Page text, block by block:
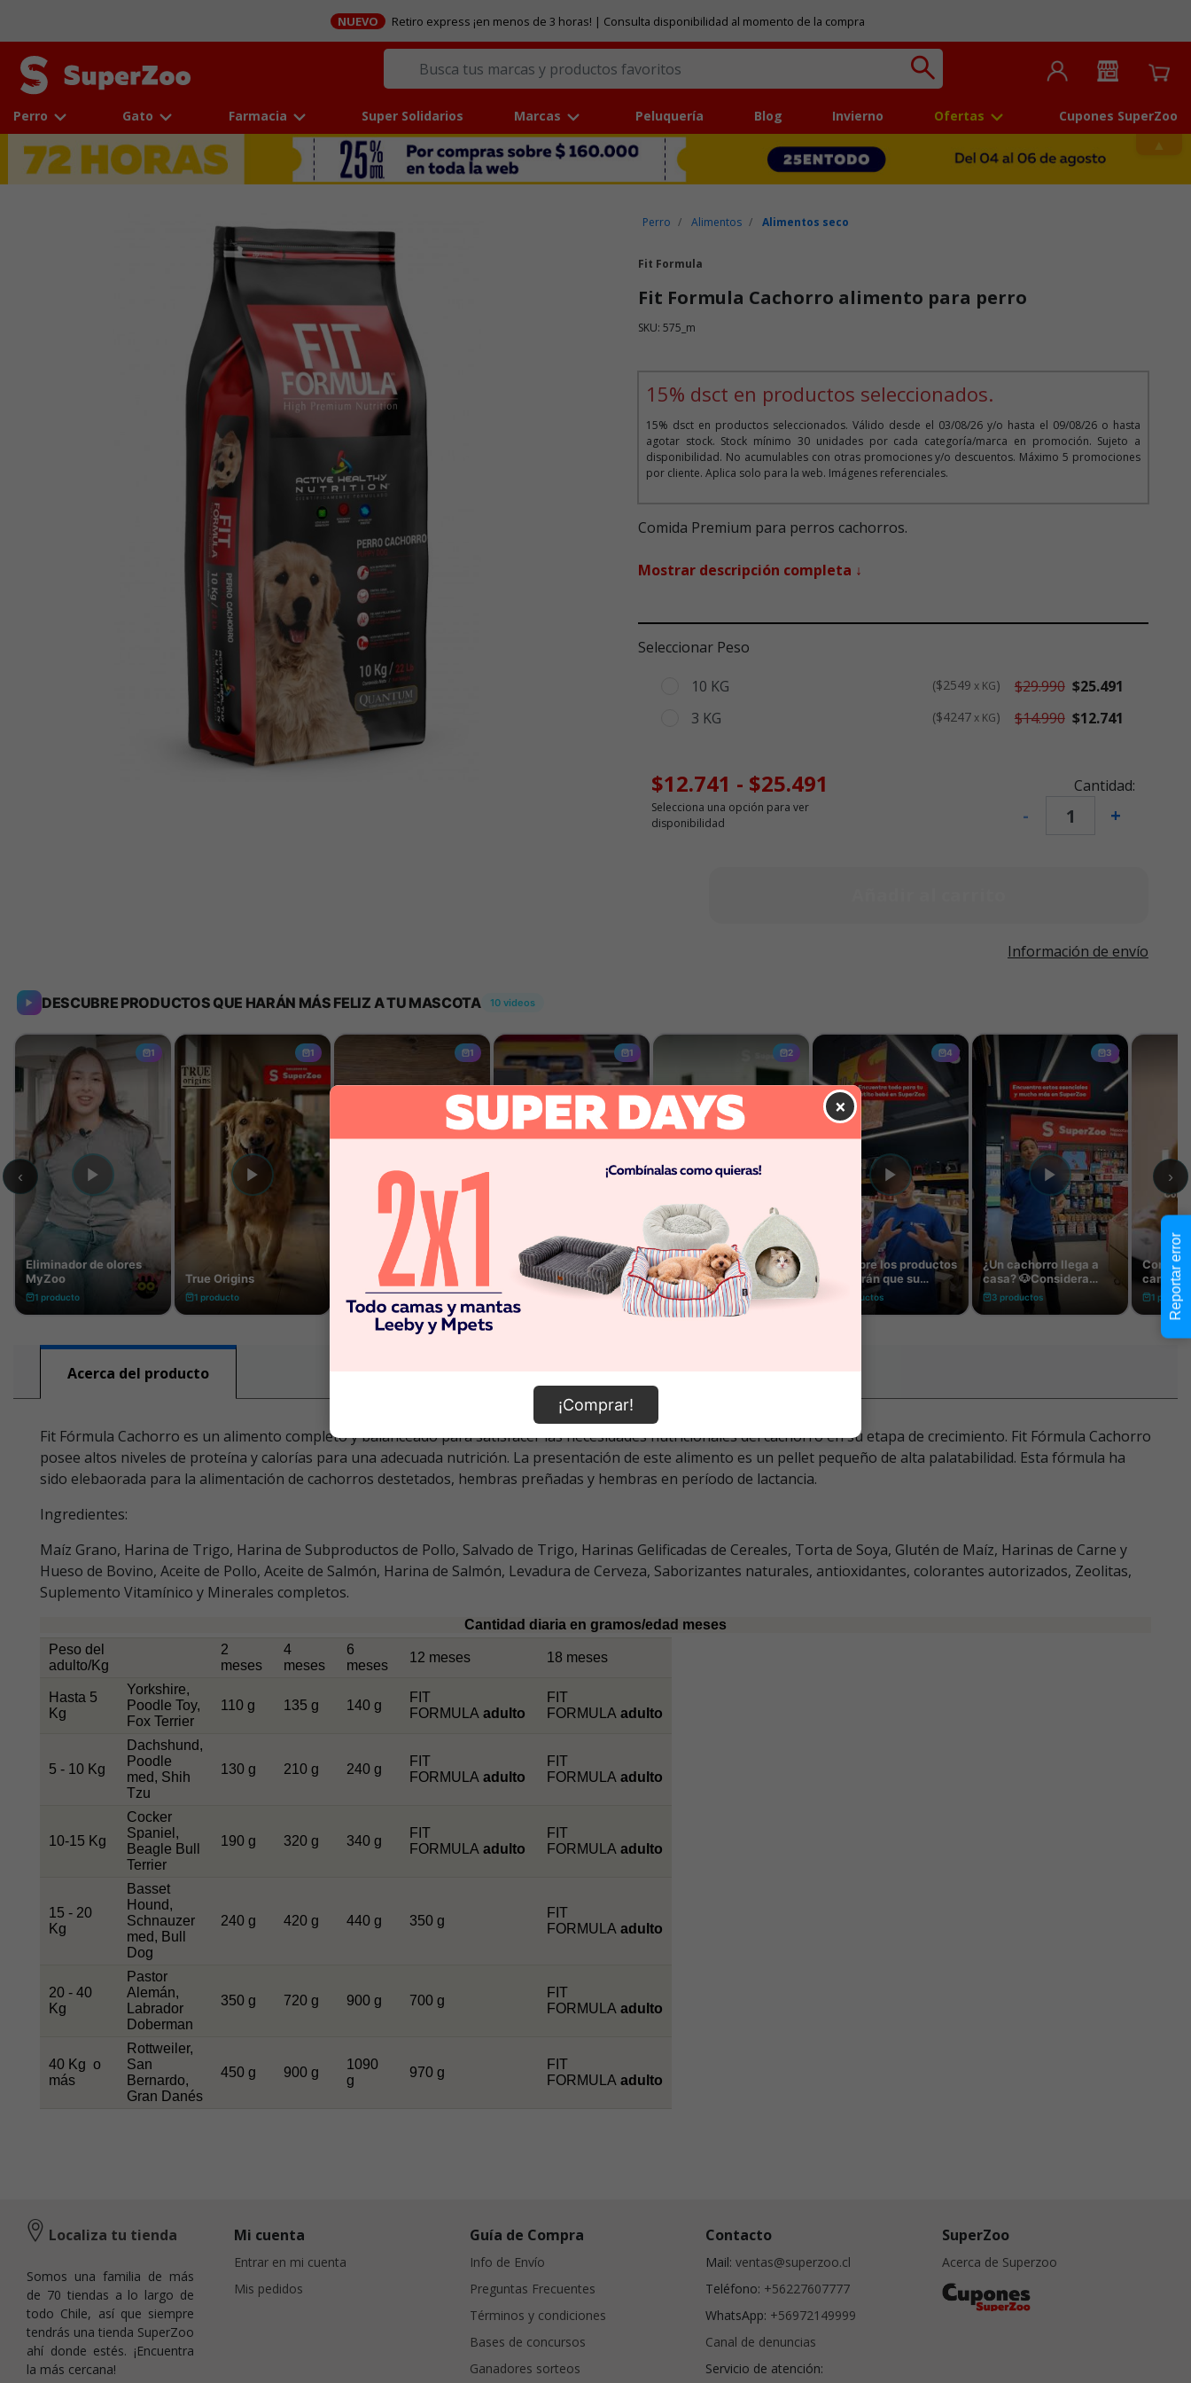
NUEVO Retiro express ¡en menos de 3 horas! | Consulta disponibilidad al momento de la compra
Perro Gato Farmacia Super Solidarios Marcas Peluquería Blog Invierno Ofertas Cupones SuperZoo
Perro Alimentos Alimentos seco
Fit Formula
Fit Formula Cachorro alimento para perro
SKU: 575_m
15% dsct en productos seleccionados.
15% dsct en productos seleccionados. Válido desde el 03/08/26 y/o hasta el 09/08/26 o hasta
agotar stock. Stock mínimo 30 unidades por cada categoría/marca en promoción. Sujeto a
disponibilidad. No acumulables con otras promociones y/o descuentos. Máximo 5 promociones
por cliente. Aplica solo para la web. Imágenes referenciales.
Comida Premium para perros cachorros.
Mostrar descripción completa ↓
Seleccionar Peso
10 KG
$2549 x KG $29.990 $25.491
3 KG
$4247x KG $14.990 $12.741
Cantidad:
- +
$12.741 - $25.491
Selecciona una opción para ver
disponibilidad
Información de envío
Acerca del producto
Fit Fórmula Cachorro es un alimento completo y balanceado para satisfacer las necesidades nutricionales del cachorro en su etapa de crecimiento. Fit Fórmula Cachorro
posee altos niveles de proteína y calorías para una adecuada nutrición. La presentación de este alimento es un pellet pequeño de alta palatabilidad. Esta fórmula ha
sido elebaorada para la alimentación de cachorros destetados, hembras preñadas y hembras en período de lactancia.
Ingredientes:
Maíz Grano, Harina de Trigo, Harina de Subproductos de Pollo, Salvado de Trigo, Harinas Gelificadas de Cereales, Torta de Soya, Glutén de Maíz, Harinas de Carne y
Hueso de Bovino, Aceite de Pollo, Aceite de Salmón, Harina de Salmón, Levadura de Cerveza, Saborizantes naturales, antioxidantes, colorantes autorizados, Zeolitas,
Suplemento Vitamínico y Minerales completos.
Cantidad diaria en gramos/edad meses
Peso del
adulto/Kg
2
meses
4
meses
6
meses
12 meses 18 meses
Hasta 5
Kg
Yorkshire,
Poodle Toy,
Fox Terrier
110 g 135 g 140 g
FIT
FORMULA adulto
FIT
FORMULA adulto
5 - 10 Kg
Dachshund,
Poodle
med, Shih
Tzu
130 g 210 g 240 g
FIT
FORMULA adulto
FIT
FORMULA adulto
10-15 Kg
Cocker
Spaniel,
Beagle Bull
Terrier
190 g 320 g 340 g
FIT
FORMULA adulto
FIT
FORMULA adulto
15 - 20
Kg
Basset
Hound,
Schnauzer
med, Bull
Dog
240 g 420 g 440 g 350 g
FIT
FORMULA adulto
20 - 40
Kg
Pastor
Alemán,
Labrador
Doberman
350 g 720 g 900 g 700 g
FIT
FORMULA adulto
40 Kg o
más
Rottweiler,
San
Bernardo,
Gran Danés
450 g 900 g
1090
g
970 g
FIT
FORMULA adulto
×
¡Comprar!
Localiza tu tienda
Somos una familia de más
de 70 tiendas a lo largo de
todo Chile, así que siempre
tendrás una tienda SuperZoo
ahí donde estés. ¡Encuentra
la más cercana!
Mi cuenta
Entrar en mi cuenta
Mis pedidos
Guía de Compra
Info de Envío
Preguntas Frecuentes
Términos y condiciones
Bases de concursos
Ganadores sorteos
Contacto
Mail: ventas@superzoo.cl
Teléfono: +56227607777
WhatsApp: +56972149999
Canal de denuncias
Servicio de atención:
SuperZoo
Acerca de Superzoo
Reportar error